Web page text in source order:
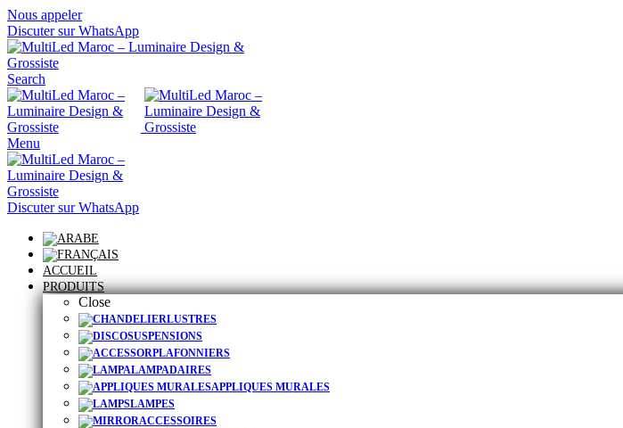
Nous appeler
Discuter sur WhatsApp
Search
Menu
Discuter sur WhatsApp
ACCUEIL
PRODUITS
Close
LUSTRES
SUSPENSIONS
PLAFONNIERS
LAMPADAIRES
APPLIQUES MURALES
LAMPES
ACCESSOIRES